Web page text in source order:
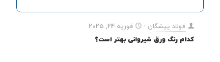
فولاد پیشگان -
فوریه 24, 2025
کدام رنگ ورق شیروانی بهتر است؟